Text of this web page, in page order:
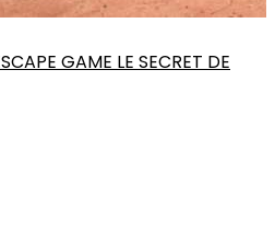
GAME LE SECRET DE